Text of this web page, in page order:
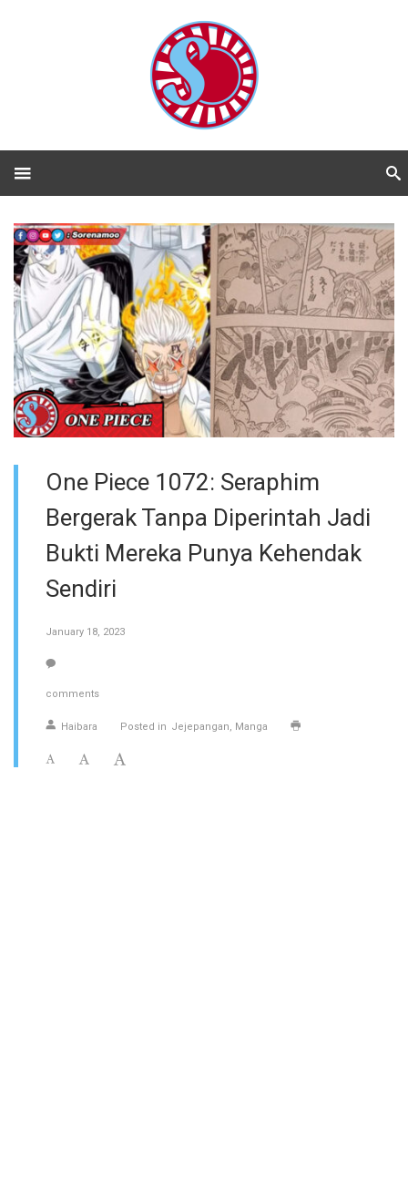
One Piece 1072: Seraphim
Bergerak Tanpa Diperintah Jadi
Bukti Mereka Punya Kehendak
Sendiri
January 18, 2023
comments
Haibara Posted in Jejepangan Manga